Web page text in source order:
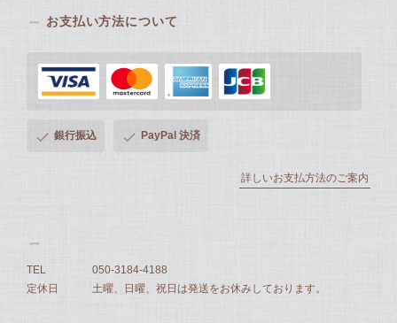
お支払い方法について
銀行振込 PayPal 決済
詳しいお支払方法のご案内
TEL
050-3184-4188
定休日
土曜、日曜、祝日は発送をお休みしております。